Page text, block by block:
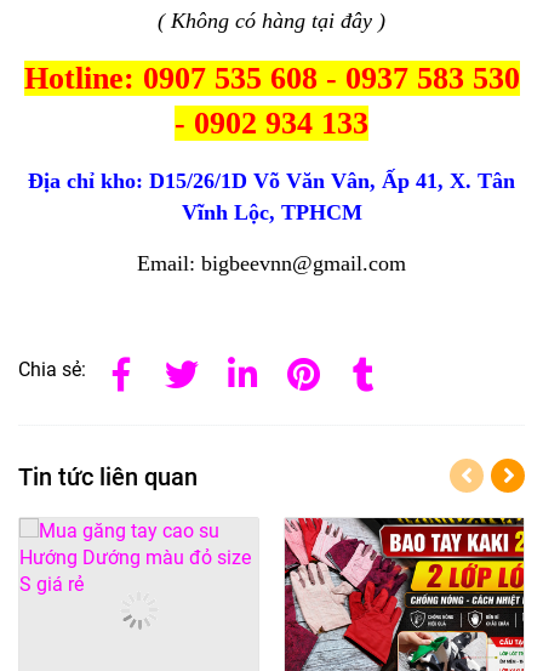
( Không có hàng tại đây )
Hotline: 0907 535 608 - 0937 583 530
- 0902 934 133
Địa chỉ kho: D15/26/1D Võ Văn Vân, Ấp 41, X. Tân
Vĩnh Lộc, TPHCM
Email: bigbeevnn@gmail.com
Chia sẻ:
Tin tức liên quan